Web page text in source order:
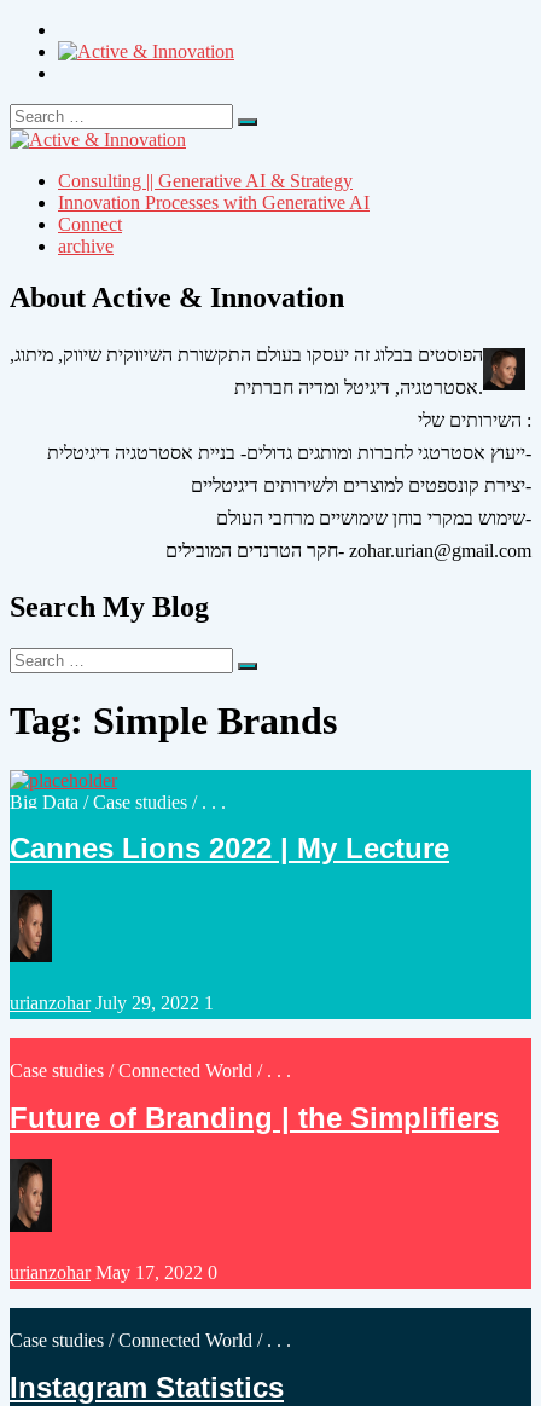
Search
for:
Search
Consulting || Generative AI & Strategy
Innovation Processes with Generative AI
Connect
archive
About Active & Innovation
הפוסטים בבלוג זה יעסקו בעולם התקשורת השיווקית שיווק, מיתוג,
אסטרטגיה, דיגיטל ומדיה חברתית.
השירותים שלי :
ייעוץ אסטרטגי לחברות ומותגים גדולים- בניית אסטרטגיה דיגיטלית-
יצירת קונספטים למוצרים ולשירותים דיגיטליים-
שימוש במקרי בוחן שימושיים מרחבי העולם-
חקר הטרנדים המובילים- zohar.urian@gmail.com
Search My Blog
Search
for:
Search
Tag: Simple Brands
Posted
Big Data /Case studies / . . .
Cannes Lions 2022 | My Lecture
Posted
by
urianzohar July 29, 2022 1
Posted
Case studies /Connected World / . . .
Future of Branding | the Simplifiers
Posted
by
urianzohar May 17, 2022 0
Posted
Case studies /Connected World / . . .
Instagram Statistics